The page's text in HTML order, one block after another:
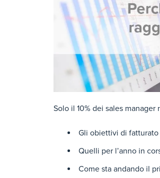
Solo il 10% dei sales manager
Gli obiettivi di fatturato
Quelli per l’anno in
Come sta andando il